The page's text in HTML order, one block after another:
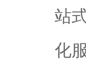
站
化